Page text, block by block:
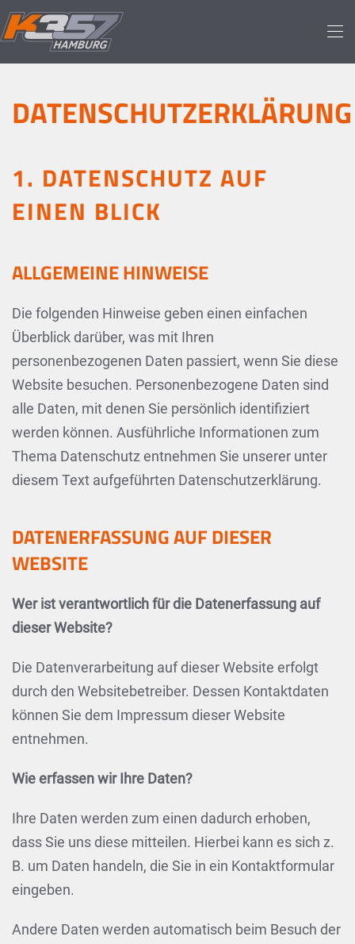
Skip to main content
DATENSCHUTZERKLÄRUNG
1. DATENSCHUTZ AUF
EINEN BLICK
ALLGEMEINE HINWEISE
Die folgenden Hinweise geben einen einfachen
Überblick darüber, was mit Ihren
personenbezogenen Daten passiert, wenn Sie diese
Website besuchen. Personenbezogene Daten sind
alle Daten, mit denen Sie persönlich identifiziert
werden können. Ausführliche Informationen zum
Thema Datenschutz entnehmen Sie unserer unter
diesem Text aufgeführten Datenschutzerklärung.
DATENERFASSUNG AUF DIESER
WEBSITE
Wer ist verantwortlich für die Datenerfassung auf
dieser Website?
Die Datenverarbeitung auf dieser Website erfolgt
durch den Websitebetreiber. Dessen Kontaktdaten
können Sie dem Impressum dieser Website
entnehmen.
Wie erfassen wir Ihre Daten?
Ihre Daten werden zum einen dadurch erhoben,
dass Sie uns diese mitteilen. Hierbei kann es sich z.
B. um Daten handeln, die Sie in ein Kontaktformular
eingeben.
Andere Daten werden automatisch beim Besuch der